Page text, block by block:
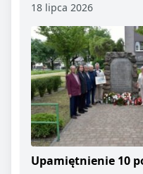
18 lipca 2026
Upamiętnienie 10